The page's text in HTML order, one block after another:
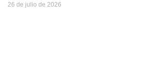
26 de julio de 2026